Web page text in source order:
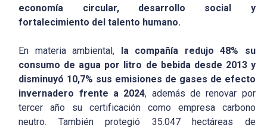
economía circular, desarrollo social y
fortalecimiento del talento humano.
En materia ambiental, la compañía redujo 48% su
consumo de agua por litro de bebida desde 2013 y
disminuyó 10,7% sus emisiones de gases de efecto
invernadero frente a 2024, además de renovar por
tercer año su certificación como empresa carbono
neutro. También protegió 35.047 hectáreas de